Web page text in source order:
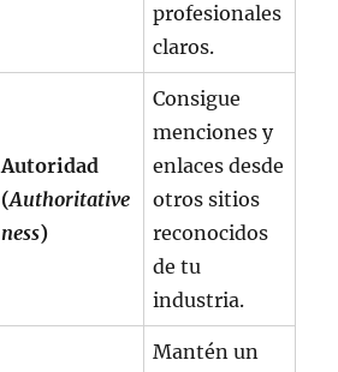
profesionales
claros.
Autoridad
(Authoritative
ness)
Consigue
menciones y
enlaces desde
otros sitios
reconocidos
de tu
industria.
Mantén un